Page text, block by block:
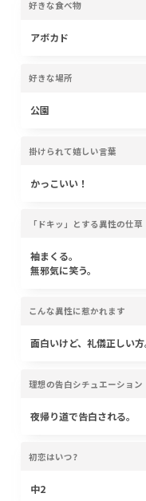
好きな食べ物
アボカド
好きな場所
公園
掛けられて嬉しい言葉
かっこいい！
「ドキッ」とする異性の仕草
袖まくる。
無邪気に笑う。
こんな異性に惹かれます
面白いけど、礼儀正しい方
理想の告白シチュエーション
夜帰り道で告白される。
初恋はいつ?
中2